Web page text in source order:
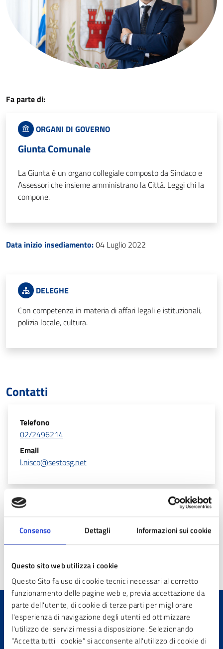
Consenso Dettagli Informazioni sui cookie
Questo sito web utilizza i cookie
Questo Sito fa uso di cookie tecnici necessari al corretto
funzionamento delle pagine web e, previa accettazione da
parte dell'utente, di cookie di terze parti per migliorare
l'esperienza di navigazione degli utenti ed ottimizzare
l'utilizzo dei servizi messi a disposizione. Selezionando
“Accetta tutti i cookie” si acconsente all'utilizzo di cookie di
Fa parte di:
ORGANI DI GOVERNO
Giunta Comunale
La Giunta è un organo collegiale composto da Sindaco e
Assessori che insieme amministrano la Città. Leggi chi la
compone.
Data inizio insediamento:04 Luglio 2022
DELEGHE
Con competenza in materia di affari legali e istituzionali,
polizia locale, cultura.
Contatti
Telefono
02/2496214
Email
l.nisco@sestosg.net
Altre informazioni
Aggiornamento
23/04/2026 12:46
Quanto sono chiare le
informazioni su questa